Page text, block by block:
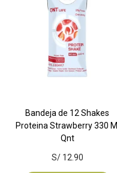
Bandeja de 12 Shakes
Proteina Strawberry 330 Ml
Qnt
S/12.90